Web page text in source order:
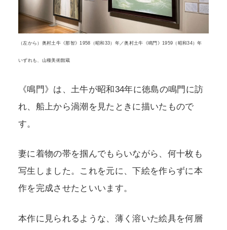
（左から）奥村土牛《那智》1958（昭和33）年／奥村土牛《鳴門》1959（昭和34）年
いずれも、山種美術館蔵
《鳴門》は、土牛が昭和34年に徳島の鳴門に訪
れ、船上から渦潮を見たときに描いたもので
す。
妻に着物の帯を掴んでもらいながら、何十枚も
写生しました。これを元に、下絵を作らずに本
作を完成させたといいます。
本作に見られるような、薄く溶いた絵具を何層